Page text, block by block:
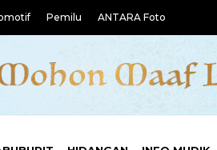
Pemilu ANTARA Foto